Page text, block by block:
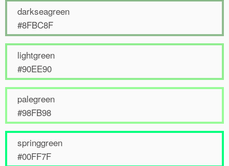
darkseagreen
#8FBC8F
lightgreen
#90EE90
palegreen
#98FB98
springgreen
#00FF7F